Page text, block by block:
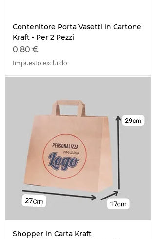
Contenitore Porta Vasetti in Cartone
Kraft - Per 2 Pezzi
Precio
0,80 €
Impuesto excluido
Shopper in Carta Kraft